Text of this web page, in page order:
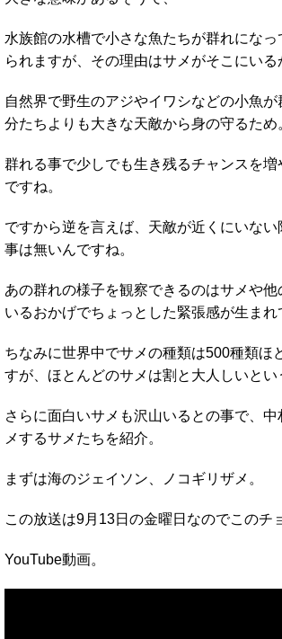
水族館の水槽で小さな魚たちが群れにな
られますが、その理由はサメがそこにいる
自然界で野生のアジやイワシなどの小魚が
分たちよりも大きな天敵から身の守るため
群れる事で少しでも生き残るチャンスを増
ですね。
ですから逆を言えば、天敵が近くにいない
事は無いんですね。
あの群れの様子を観察できるのはサメや他
いるおかげでちょっとした緊張感が生まれ
ちなみに世界中でサメの種類は500種類ほ
すが、ほとんどのサメは割と大人しいとい
さらに面白いサメも沢山いるとの事で、中
メするサメたちを紹介。
まずは海のジェイソン、ノコギリザメ。
この放送は9月13日の金曜日なのでこのチ
YouTube動画。